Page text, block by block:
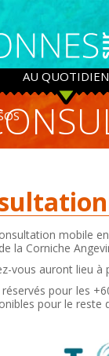
AU QUOTIDIEN
mobile
la Corniche
vous auront lieu
pour les
pour le reste